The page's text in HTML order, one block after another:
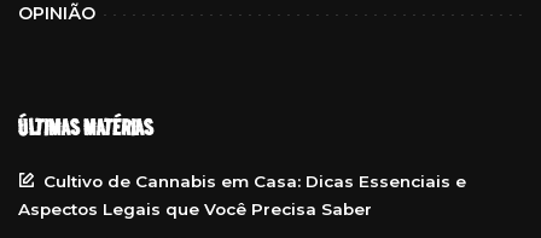
OPINIÃO
ÚLTIMAS MATÉRIAS
Cultivo de Cannabis em Casa: Dicas Essenciais e
Aspectos Legais que Você Precisa Saber